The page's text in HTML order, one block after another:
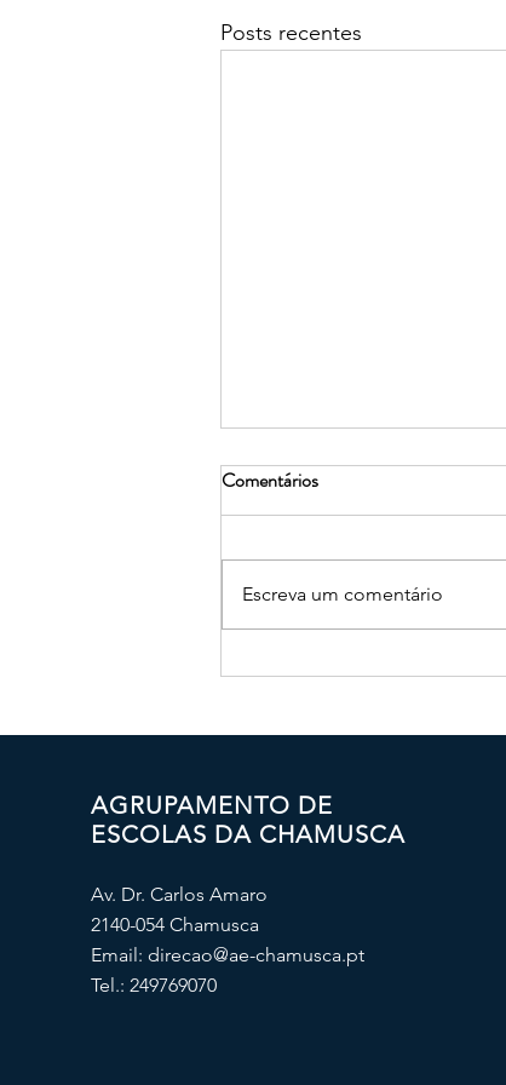
Posts recentes
Baile de Finalistas do AEC
Comentários
Escreva um comentário
AGRUPAMENTO DE
ESCOLAS DA CHAMUSCA
Av. Dr. Carlos Amaro
2140-054 Chamusca
Email: direcao@ae-chamusca.pt
Tel.: 249769070